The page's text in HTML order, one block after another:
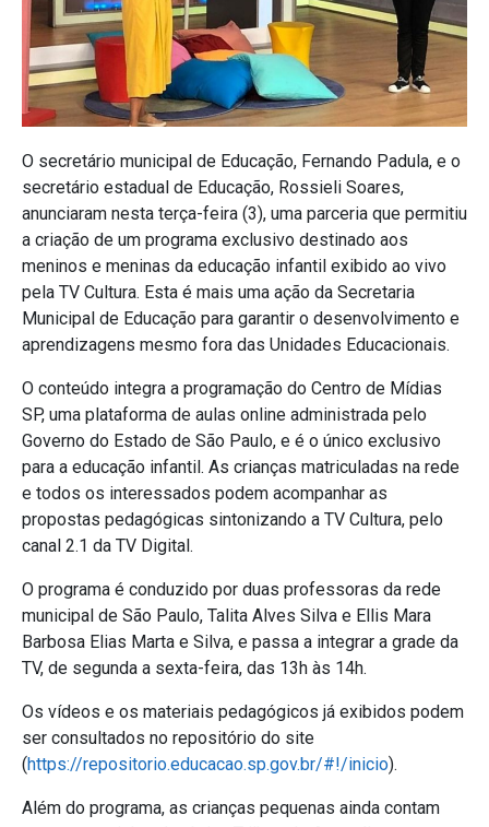
O secretário municipal de Educação, Fernando Padula, e o
secretário estadual de Educação, Rossieli Soares,
anunciaram nesta terça-feira (3), uma parceria que permitiu
a criação de um programa exclusivo destinado aos
meninos e meninas da educação infantil exibido ao vivo
pela TV Cultura. Esta é mais uma ação da Secretaria
Municipal de Educação para garantir o desenvolvimento e
aprendizagens mesmo fora das Unidades Educacionais.
O conteúdo integra a programação do Centro de Mídias
SP, uma plataforma de aulas online administrada pelo
Governo do Estado de São Paulo, e é o único exclusivo
para a educação infantil. As crianças matriculadas na rede
e todos os interessados podem acompanhar as
propostas pedagógicas sintonizando a TV Cultura, pelo
canal 2.1 da TV Digital.
O programa é conduzido por duas professoras da rede
municipal de São Paulo, Talita Alves Silva e Ellis Mara
Barbosa Elias Marta e Silva, e passa a integrar a grade da
TV, de segunda a sexta-feira, das 13h às 14h.
Os vídeos e os materiais pedagógicos já exibidos podem
ser consultados no repositório do site
(https://repositorio.educacao.sp.gov.br/#!/inicio).
Além do programa, as crianças pequenas ainda contam